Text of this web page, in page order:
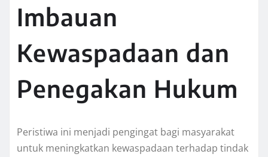
Imbauan
Kewaspadaan dan
Penegakan Hukum
Peristiwa ini menjadi pengingat bagi masyarakat
untuk meningkatkan kewaspadaan terhadap tindak